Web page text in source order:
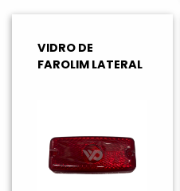
VIDRO DE
FAROLIM LATERAL